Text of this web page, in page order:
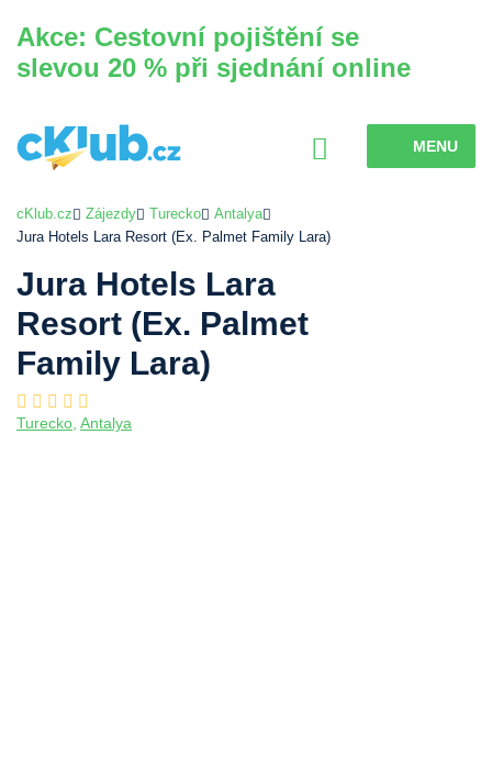
Akce: Cestovní pojištění se
slevou 20 % při sjednání online
MENU
cKlub.cz Zájezdy Turecko
Antalya
Jura Hotels Lara Resort (Ex. Palmet Family Lara)
Jura Hotels Lara
Resort (Ex. Palmet
Family Lara)
Turecko, Antalya